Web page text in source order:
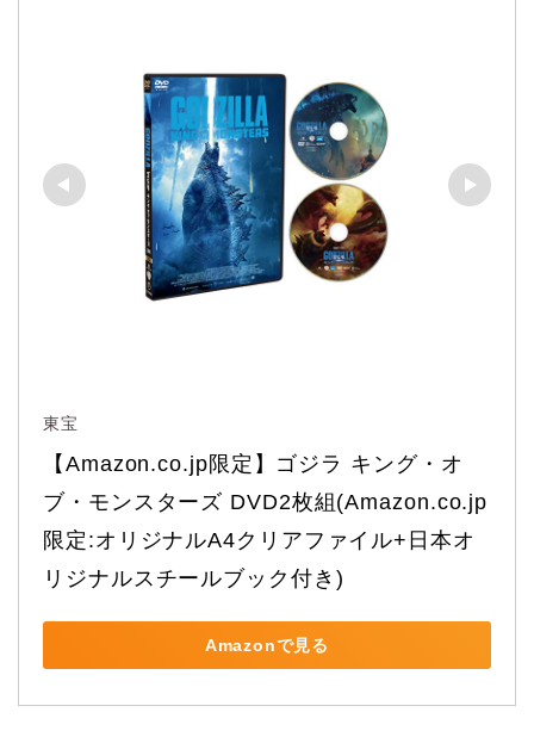
東宝
【Amazon.co.jp限定】ゴジラ キング・オ
ブ・モンスターズ DVD2枚組(Amazon.co.jp
限定:オリジナルA4クリアファイル+日本オ
リジナルスチールブック付き)
Amazonで見る